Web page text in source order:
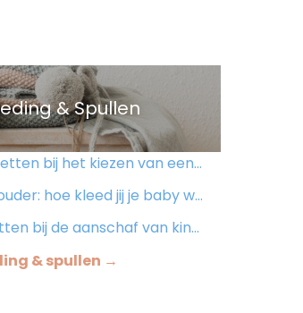
& Spullen
kiezen van een lichte kinderwagen?
hoe kleed jij je baby warm aan?
de aanschaf van kinderkleding
& spullen →